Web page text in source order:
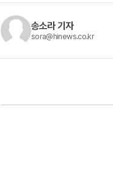
송소라 기자
sora@hinews.co.kr